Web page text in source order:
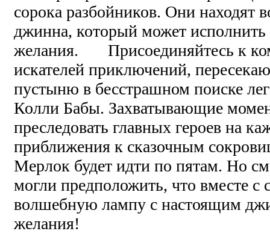
сорока разбойников. Они находят
джинна, который может исполнить
желания. Присоединяйтесь к
искателей приключений,
пустыню в бесстрашном поиске
Колли Бабы. Захватывающие
преследовать главных героев на
приближения к сказочным
Мерлок будет идти по пятам. Но
могли предположить, что вместе
волшебную лампу с настоящим
желания!